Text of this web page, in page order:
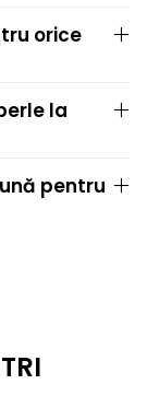
orice
la
pentru